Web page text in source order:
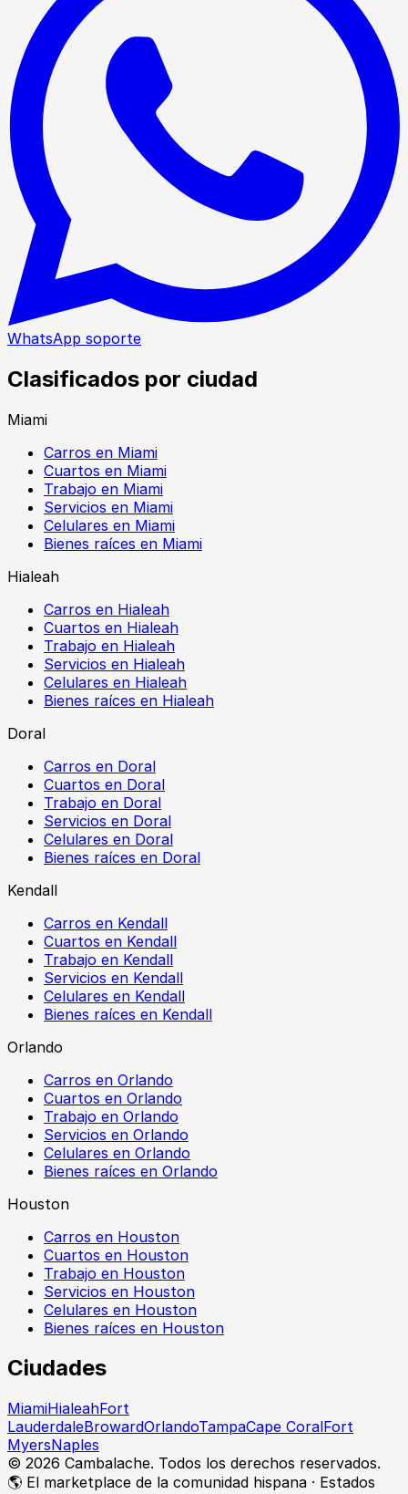
WhatsApp soporte
Clasificados por ciudad
Miami
Carros en Miami
Cuartos en Miami
Trabajo en Miami
Servicios en Miami
Celulares en Miami
Bienes raíces en Miami
Hialeah
Carros en Hialeah
Cuartos en Hialeah
Trabajo en Hialeah
Servicios en Hialeah
Celulares en Hialeah
Bienes raíces en Hialeah
Doral
Carros en Doral
Cuartos en Doral
Trabajo en Doral
Servicios en Doral
Celulares en Doral
Bienes raíces en Doral
Kendall
Carros en Kendall
Cuartos en Kendall
Trabajo en Kendall
Servicios en Kendall
Celulares en Kendall
Bienes raíces en Kendall
Orlando
Carros en Orlando
Cuartos en Orlando
Trabajo en Orlando
Servicios en Orlando
Celulares en Orlando
Bienes raíces en Orlando
Houston
Carros en Houston
Cuartos en Houston
Trabajo en Houston
Servicios en Houston
Celulares en Houston
Bienes raíces en Houston
Ciudades
MiamiHialeahFort
LauderdaleBrowardOrlandoTampaCape CoralFort
MyersNaples
© 2026 Cambalache. Todos los derechos reservados.
🌎 El marketplace de la comunidad hispana · Estados